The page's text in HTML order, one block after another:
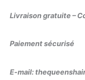
Livraison gratuite –
Paiement sécurisé
E-mail: